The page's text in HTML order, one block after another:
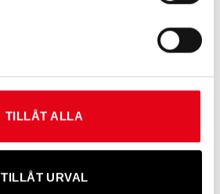
TILLÅT ALLA
TILLÅT URVAL
Drytex Sock 36 (39-48)
exkl. moms